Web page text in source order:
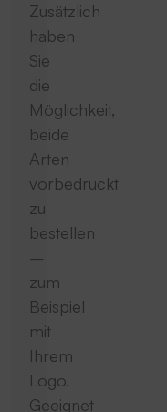
Zusätzlich
haben
Sie
die
Möglichkeit,
beide
Arten
vorbedruckt
zu
bestellen
–
zum
Beispiel
mit
Ihrem
Logo.
Geeignet